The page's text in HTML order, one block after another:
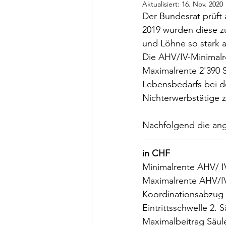
Aktualisiert: 16. Nov. 2020
Der Bundesrat prüft
2019 wurden diese
und Löhne so stark
Die AHV/IV-
Maximalrente 2'390
Lebensbedarfs bei
Nichterwerbstätige
Nachfolgend die
in CHF